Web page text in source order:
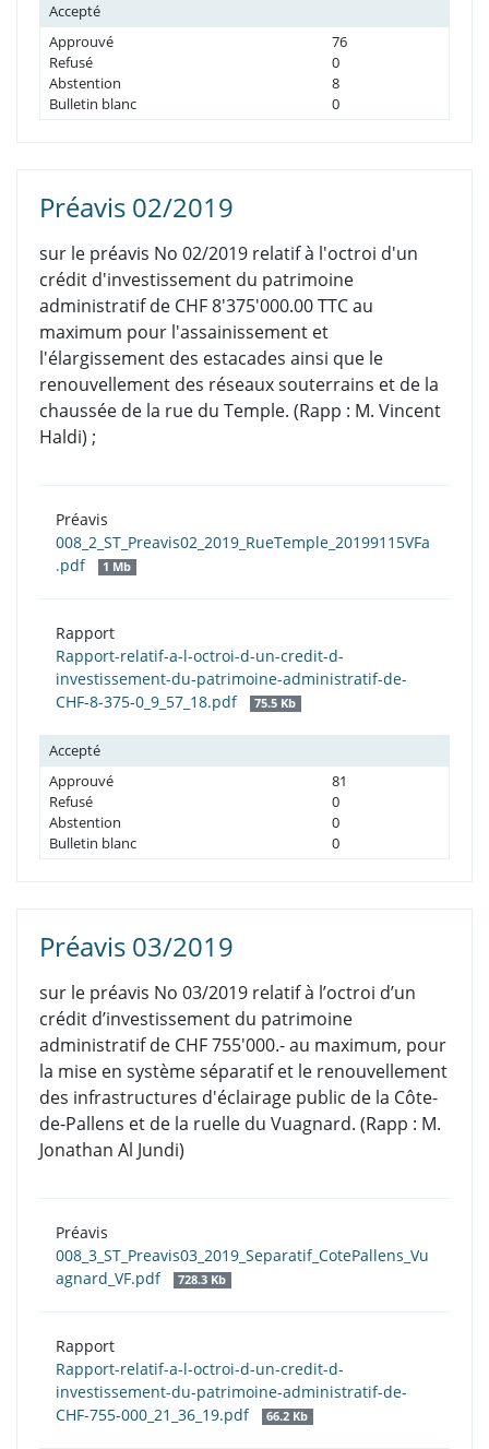
Accepté
Approuvé
76
Refusé
0
Abstention
8
Bulletin blanc
0
Préavis 02/2019
sur le préavis No 02/2019 relatif à l'octroi d'un
crédit d'investissement du patrimoine
administratif de CHF 8'375'000.00 TTC au
maximum pour l'assainissement et
l'élargissement des estacades ainsi que le
renouvellement des réseaux souterrains et de la
chaussée de la rue du Temple. (Rapp : M. Vincent
Haldi) ;
Préavis
008_2_ST_Preavis02_2019_RueTemple_20199115VFa
.pdf
1 Mb
Rapport
Rapport-relatif-a-l-octroi-d-un-credit-d-
investissement-du-patrimoine-administratif-de-
CHF-8-375-0_9_57_18.pdf
75.5 Kb
Accepté
Approuvé
81
Refusé
0
Abstention
0
Bulletin blanc
0
Préavis 03/2019
sur le préavis No 03/2019 relatif à l’octroi d’un
crédit d’investissement du patrimoine
administratif de CHF 755'000.- au maximum, pour
la mise en système séparatif et le renouvellement
des infrastructures d'éclairage public de la Côte-
de-Pallens et de la ruelle du Vuagnard. (Rapp : M.
Jonathan Al Jundi)
Préavis
008_3_ST_Preavis03_2019_Separatif_CotePallens_Vu
agnard_VF.pdf
728.3 Kb
Rapport
Rapport-relatif-a-l-octroi-d-un-credit-d-
investissement-du-patrimoine-administratif-de-
CHF-755-000_21_36_19.pdf
66.2 Kb